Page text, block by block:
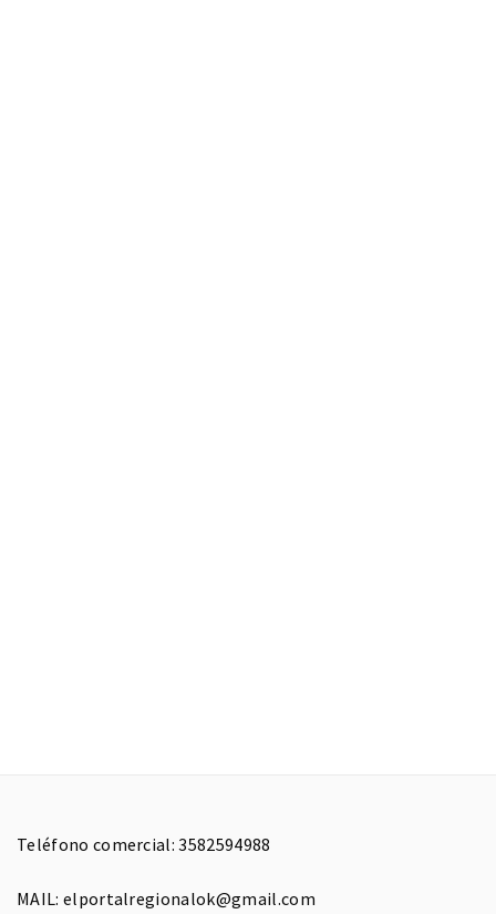
Teléfono comercial: 3582594988
MAIL: elportalregionalok@gmail.com